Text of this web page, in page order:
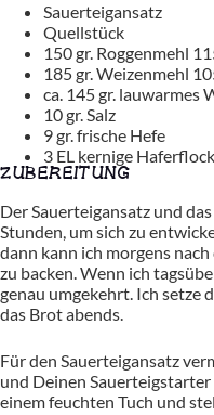
Sauerteigansatz
Quellstück
150 gr. Roggenmehl
185 gr. Weizenmehl
ca. 145 gr. lauwarmes
10 gr. Salz
9 gr. frische Hefe
3 EL kernige
ZUBEREITUNG
Der Sauerteigansatz und
Stunden, um sich zu
dann kann ich morgens
zu backen. Wenn ich
genau umgekehrt. Ich setze
das Brot abends.
Für den Sauerteigansatz
und Deinen Sauerteigstarter
einem feuchten Tuch und